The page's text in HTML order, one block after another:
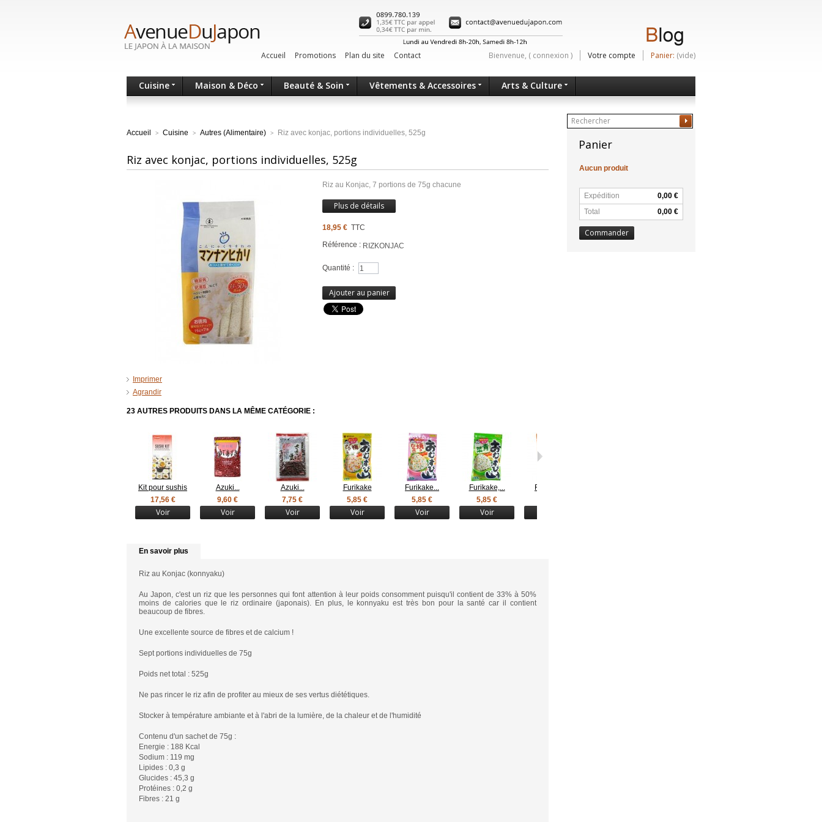
Bienvenue, ( connexion ) Votre compte Panier: (vide)
Accueil Promotions Plan du site Contact
Cuisine Maison & Déco Beauté & Soin Vêtements & Accessoires Arts & Culture
Accueil > Cuisine > Autres (Alimentaire) > Riz avec konjac, portions individuelles, 525g
Riz avec konjac, portions individuelles, 525g
Imprimer
Agrandir
Riz au Konjac, 7 portions de 75g chacune
Plus de détails
18,95 € TTC
Référence : RIZKONJAC
Quantité :
Ajouter au panier
23 AUTRES PRODUITS DANS LA MÊME CATÉGORIE :
Kit pour sushis
17,56 €
Voir
Azuki...
9,60 €
Voir
Azuki...
7,75 €
Voir
Furikake
5,85 €
Voir
Furikake...
5,85 €
Voir
Furikake,...
5,85 €
Voir
Furikake...
En savoir plus
Riz au Konjac (konnyaku)
Au Japon, c'est un riz que les personnes qui font attention à leur poids consomment puisqu'il contient de 33% à 50%
moins de calories que le riz ordinaire (japonais). En plus, le konnyaku est très bon pour la santé car il contient
beaucoup de fibres.
Une excellente source de fibres et de calcium !
Sept portions individuelles de 75g
Poids net total : 525g
Ne pas rincer le riz afin de profiter au mieux de ses vertus diététiques.
Stocker à température ambiante et à l'abri de la lumière, de la chaleur et de l'humidité
Contenu d'un sachet de 75g :
Energie : 188 Kcal
Sodium : 119 mg
Lipides : 0,3 g
Glucides : 45,3 g
Protéines : 0,2 g
Fibres : 21 g
Panier
Aucun produit
Expédition
0,00 €
Total
0,00 €
Commander